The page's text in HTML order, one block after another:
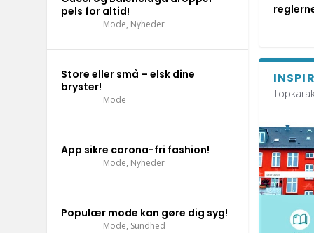
Sundhed
Nyheder, Sundhed
Dig og dit hjem,Livsstil
Sundhed
Inspiration til hjemmet
pels for altid!
Mode, Nyheder
Store eller små – elsk dine
bryster!
Mode
App sikre corona-fri fashion!
Mode, Nyheder
Populær mode kan gøre dig syg!
Mode, Sundhed